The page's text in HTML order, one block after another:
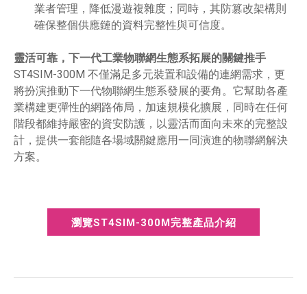
業者管理，降低漫遊複雜度；同時，其防篡改架構則
確保整個供應鏈的資料完整性與可信度。
靈活可靠，下一代工業物聯網生態系拓展的關鍵推手
ST4SIM-300M 不僅滿足多元裝置和設備的連網需求，更
將扮演推動下一代物聯網生態系發展的要角。它幫助各產
業構建更彈性的網路佈局，加速規模化擴展，同時在任何
階段都維持嚴密的資安防護，以靈活而面向未來的完整設
計，提供一套能隨各場域關鍵應用一同演進的物聯網解決
方案。
瀏覽ST4SIM-300M完整產品介紹